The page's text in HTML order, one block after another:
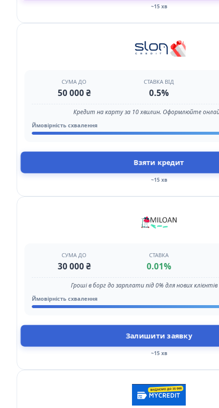
~15 хв
СУМА ДО
50 000 ₴
СТАВКА ВІД
0.5%
Кредит на карту за 10 хвилин. Оформлюйте
Ймовірність схвалення
Взяти кредит
~15 хв
СУМА ДО
30 000 ₴
СТАВКА
0.01%
Гроші в борг до зарплати під 0% для нових клієнтів
Ймовірність схвалення
Залишити заявку
~15 хв